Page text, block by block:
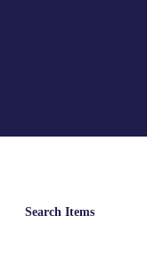
Search Items